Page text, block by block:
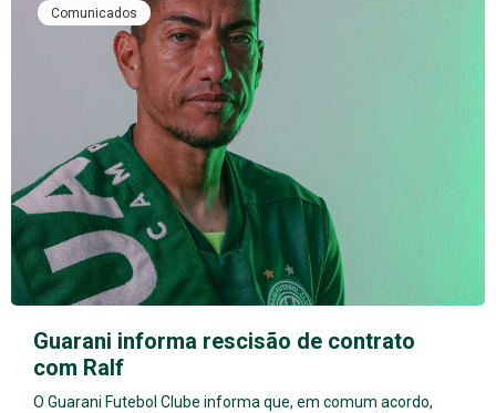
Comunicados
Guarani informa rescisão de contrato
com Ralf
O Guarani Futebol Clube informa que, em comum acordo,